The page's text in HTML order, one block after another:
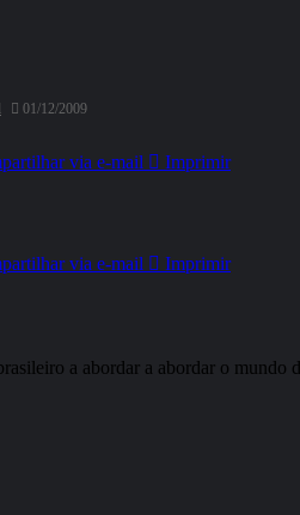
01/12/2009
via e-mail Imprimir
via e-mail Imprimir
a abordar a abordar o